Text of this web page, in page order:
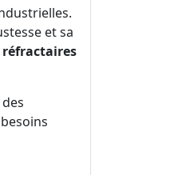
et sa